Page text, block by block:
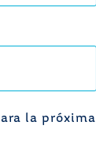
la próxima